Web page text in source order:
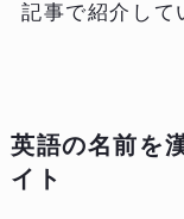
記事で紹介して
英語の名前を
イト